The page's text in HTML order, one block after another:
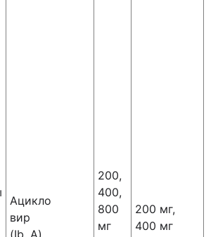
Ацикло
вир
(Ib, A)
200,
400,
800
мг
200 мг,
400 мг